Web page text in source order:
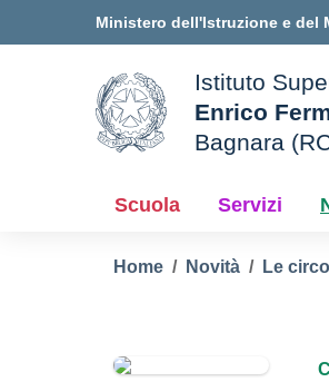
Ministero dell'Istruzione e del
della scuola
Istituto
Enrico
Bagnara
Scuola Servizi
Home Novità Le